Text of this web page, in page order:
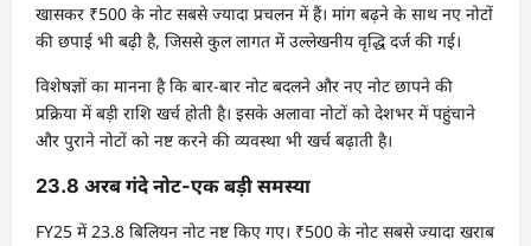
खासकर ₹500 के नोट सबसे ज्यादा प्रचलन में हैं। मांग बढ़ने के साथ नए नोटों
की छपाई भी बढ़ी है, जिससे कुल लागत में उल्लेखनीय वृद्धि दर्ज की गई।
विशेषज्ञों का मानना है कि बार-बार नोट बदलने और नए नोट छापने की
प्रक्रिया में बड़ी राशि खर्च होती है। इसके अलावा नोटों को देशभर में पहुंचाने
और पुराने नोटों को नष्ट करने की व्यवस्था भी खर्च बढ़ाती है।
23.8 अरब गंदे नोट-एक बड़ी समस्या
FY25 में 23.8 बिलियन नोट नष्ट किए गए। ₹500 के नोट सबसे ज्यादा खराब